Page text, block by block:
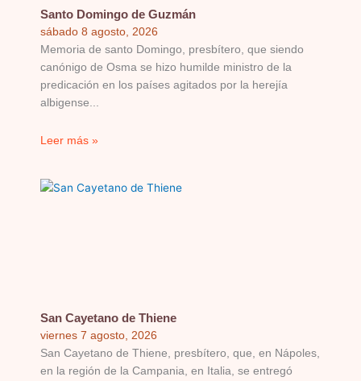
Santo Domingo de Guzmán
sábado 8 agosto, 2026
Memoria de santo Domingo, presbítero, que siendo
canónigo de Osma se hizo humilde ministro de la
predicación en los países agitados por la herejía
albigense
Leer más »
San Cayetano de Thiene
viernes 7 agosto, 2026
San Cayetano de Thiene, presbítero, que, en Nápoles,
en la región de la Campania, en Italia, se entregó